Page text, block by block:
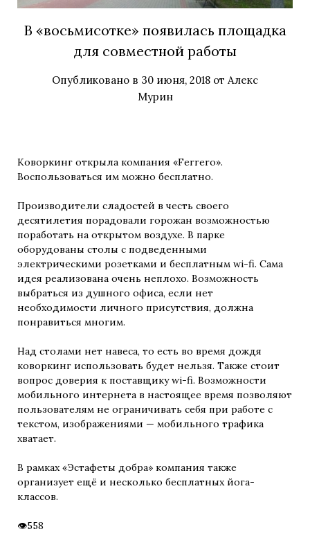
В «восьмисотке» появилась площадка
для совместной работы
Опубликовано в 30 июня, 2018 от Алекс
Мурин
Коворкинг открыла компания «Ferrero».
Воспользоваться им можно бесплатно.
Производители сладостей в честь своего
десятилетия порадовали горожан возможностью
поработать на открытом воздухе. В парке
оборудованы столы с подведенными
электрическими розетками и бесплатным wi-fi. Сама
идея реализована очень неплохо. Возможность
выбраться из душного офиса, если нет
необходимости личного присутствия, должна
понравиться многим.
Над столами нет навеса, то есть во время дождя
коворкинг использовать будет нельзя. Также стоит
вопрос доверия к поставщику wi-fi. Возможности
мобильного интернета в настоящее время позволяют
пользователям не ограничивать себя при работе с
текстом, изображениями — мобильного трафика
хватает.
В рамках «Эстафеты добра» компания также
организует ещё и несколько бесплатных йога-
классов.
558